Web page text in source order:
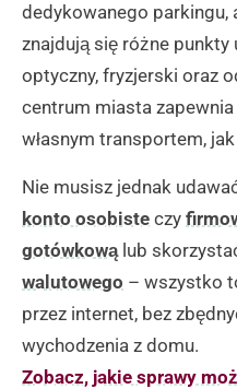
dedykowanego parkingu,
znajdują się różne punkty
optyczny, fryzjerski oraz
centrum miasta
własnym transportem,
Nie musisz jednak
konto osobiste czy
gotówkowąlub
walutowego – wszystko
przez internet, bez
wychodzenia z domu.
Zobacz, jakie sprawy